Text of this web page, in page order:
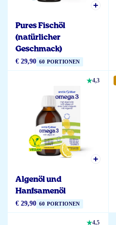
Pures Fischöl
(natürlicher
Geschmack)
€ 29,90 60 PORTIONEN
4,3
Algenöl und
Hanfsamenöl
€ 29,90 60 PORTIONEN
4,5